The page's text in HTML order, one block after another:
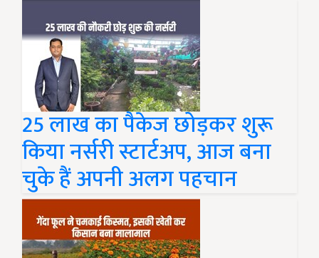
25 लाख का पैकेज छोड़कर शुरू
किया नर्सरी स्टार्टअप, आज बना
चुके हैं अपनी अलग पहचान